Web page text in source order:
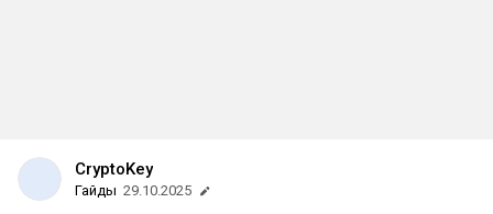
CryptoKey
Гайды 29.10.2025